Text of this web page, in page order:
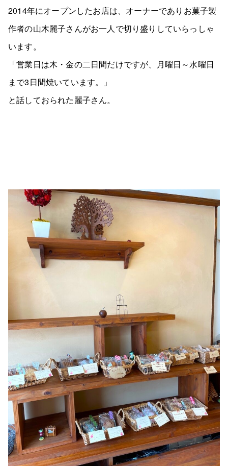
2014年にオープンしたお店は、オーナーでありお菓子製
作者の山木麗子さんがお一人で切り盛りしていらっしゃ
います。
「営業日は木・金の二日間だけですが、月曜日～水曜日
まで3日間焼いています。」
と話しておられた麗子さん。